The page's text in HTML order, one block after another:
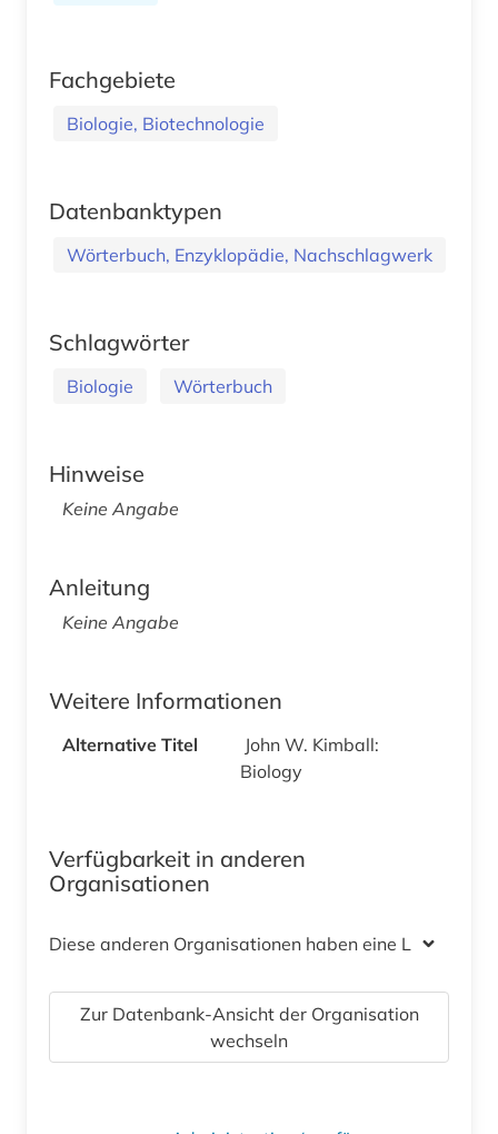
Fachgebiete
Biologie, Biotechnologie
Datenbanktypen
Wörterbuch, Enzyklopädie, Nachschlagwerk
Schlagwörter
Biologie Wörterbuch
Hinweise
Keine Angabe
Anleitung
Keine Angabe
Weitere Informationen
Alternative Titel
John W. Kimball:
Biology
Verfügbarkeit in anderen
Organisationen
Diese anderen Organisationen haben eine Lizenz
Zur Datenbank-Ansicht der Organisation
wechseln